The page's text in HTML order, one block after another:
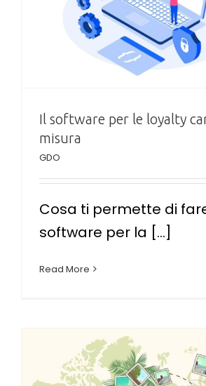
Il software per le loyalty
misura
GDO
Cosa ti permette di
software per la [...]
Read More